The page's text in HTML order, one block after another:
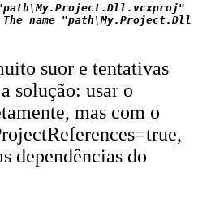
The name
suor e tentativas
solução: usar o
mas com o
dependências do